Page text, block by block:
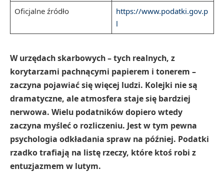
Oficjalne źródło
https://www.podatki.gov.p
l
W urzędach skarbowych – tych realnych, z
korytarzami pachnącymi papierem i tonerem –
zaczyna pojawiać się więcej ludzi. Kolejki nie są
dramatyczne, ale atmosfera staje się bardziej
nerwowa. Wielu podatników dopiero wtedy
zaczyna myśleć o rozliczeniu. Jest w tym pewna
psychologia odkładania spraw na później. Podatki
rzadko trafiają na listę rzeczy, które ktoś robi z
entuzjazmem w lutym.